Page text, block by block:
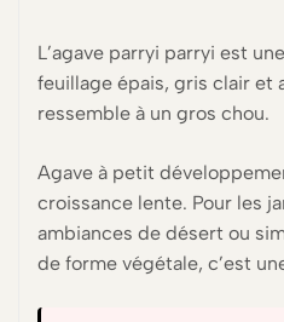
L’agave parryi parryi est
feuillage épais, gris clair et
ressemble à un gros chou.
Agave à petit
croissance lente. Pour les
ambiances de désert ou
de forme végétale, c’est